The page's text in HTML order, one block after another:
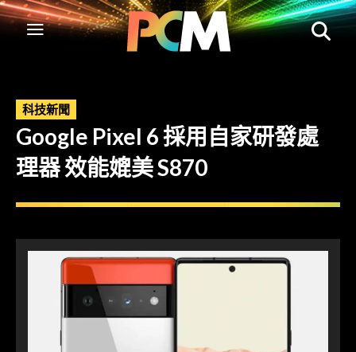
科技新聞
Google Pixel 6 採用自家研發處
理器 效能媲美 S870